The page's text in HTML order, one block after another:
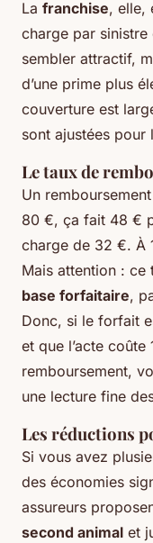
La franchise, elle,
charge par
sembler attractif,
d’une prime plus
couverture est
sont ajustées pour
Le taux de
Un
80 €, ça fait 48 €
charge de 32 €. À
Mais attention : ce
base forfaitaire,
Donc, si le forfait
et que l’acte
remboursement,
une lecture fine
Les réductions
Si vous avez
des économies
assureurs
second animal et